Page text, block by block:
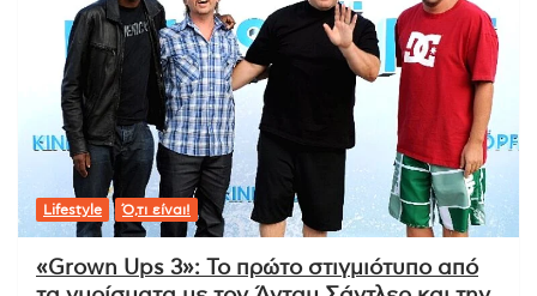
Lifestyle Ό,τι είναι!
«Grown Ups 3»: Το πρώτο στιγμιότυπο από